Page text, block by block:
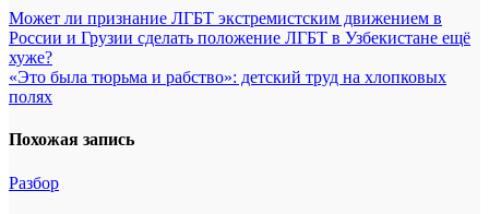
Навигация
по
записям
Может ли признание ЛГБТ экстремистским движением в
России и Грузии сделать положение ЛГБТ в Узбекистане ещё
хуже?
«Это была тюрьма и рабство»: детский труд на хлопковых
полях
Похожая запись
Разбор